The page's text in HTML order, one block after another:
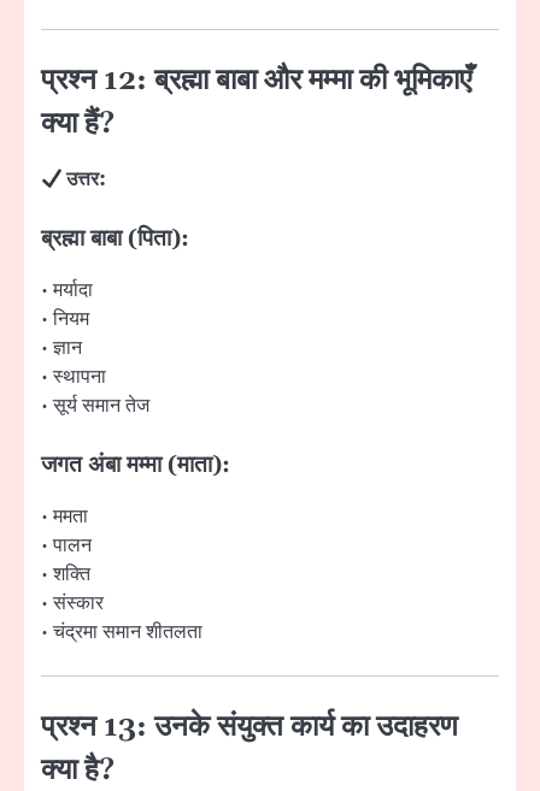
प्रश्न 12: ब्रह्मा बाबा और मम्मा की भूमिकाएँ
क्या हैं?
उत्तर:
ब्रह्मा बाबा (पिता):
• मर्यादा
• नियम
• ज्ञान
• स्थापना
• सूर्य समान तेज
जगत अंबा मम्मा (माता):
• ममता
• पालन
• शक्ति
• संस्कार
• चंद्रमा समान शीतलता
प्रश्न 13: उनके संयुक्त कार्य का उदाहरण
क्या है?